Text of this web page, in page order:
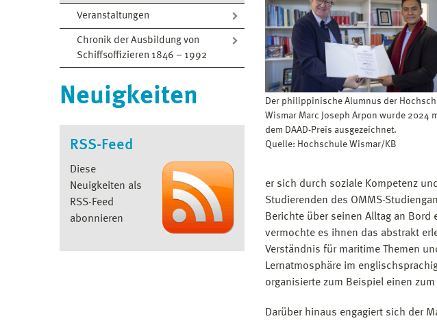
Veranstaltungen
Chronik der Ausbildung von
Schiffsoffizieren 1846 – 1992
Neuigkeiten
RSS-Feed
Diese
Neuigkeiten als
RSS-Feed
abonnieren
Der philippinische Alumnus der
Wismar Marc Joseph Arpon wurde 2024
dem DAAD-Preis ausgezeichnet.
Quelle: Hochschule Wismar/KB
er sich durch soziale Kompetenz
Studierenden des OMMS-
Berichte über seinen Alltag an
vermochte es ihnen das abstrakt
Verständnis für maritime Themen
Lernatmosphäre im
organisierte zum Beispiel einen
Darüber hinaus engagiert sich der